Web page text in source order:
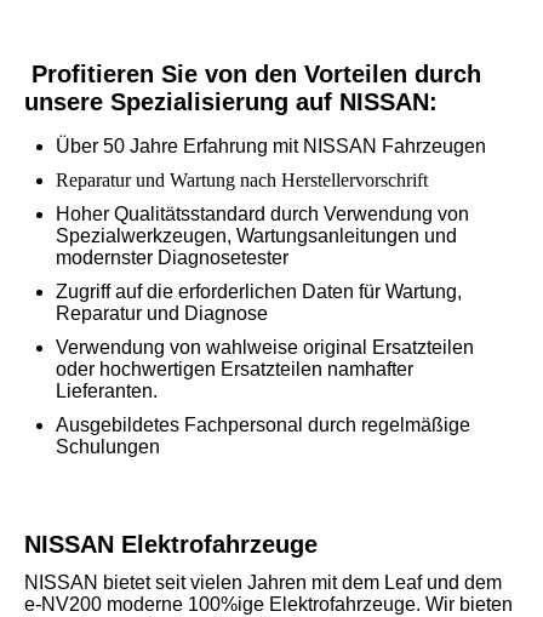
Profitieren Sie von den Vorteilen durch
unsere Spezialisierung auf NISSAN:
Über 50 Jahre Erfahrung mit NISSAN Fahrzeugen
Reparatur und Wartung nach Herstellervorschrift
Hoher Qualitätsstandard durch Verwendung von
Spezialwerkzeugen, Wartungsanleitungen und
modernster Diagnosetester
Zugriff auf die erforderlichen Daten für Wartung,
Reparatur und Diagnose
Verwendung von wahlweise original Ersatzteilen
oder hochwertigen Ersatzteilen namhafter
Lieferanten.
Ausgebildetes Fachpersonal durch regelmäßige
Schulungen
NISSAN Elektrofahrzeuge
NISSAN bietet seit vielen Jahren mit dem Leaf und dem
e-NV200 moderne 100%ige Elektrofahrzeuge. Wir bieten